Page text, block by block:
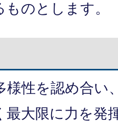
のとします。
様性を認め合い
最大限に力を発